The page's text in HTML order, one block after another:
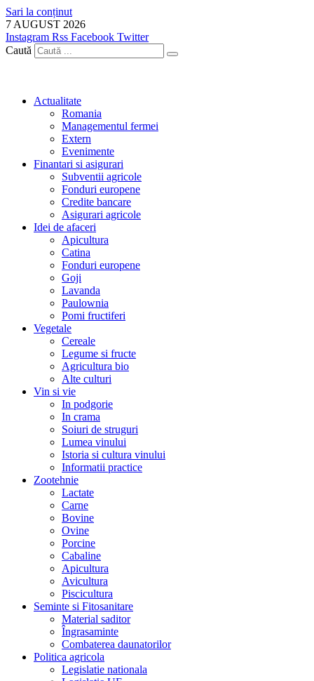
Sari la conținut
7 AUGUST 2026
Instagram Rss Facebook Twitter
Caută
Actualitate
Romania
Managementul fermei
Extern
Evenimente
Finantari si asigurari
Subventii agricole
Fonduri europene
Credite bancare
Asigurari agricole
Idei de afaceri
Apicultura
Catina
Fonduri europene
Goji
Lavanda
Paulownia
Pomi fructiferi
Vegetale
Cereale
Legume si fructe
Agricultura bio
Alte culturi
Vin si vie
In podgorie
In crama
Soiuri de struguri
Lumea vinului
Istoria si cultura vinului
Informatii practice
Zootehnie
Lactate
Carne
Bovine
Ovine
Porcine
Cabaline
Apicultura
Avicultura
Piscicultura
Seminte si Fitosanitare
Material saditor
Îngrasaminte
Combaterea daunatorilor
Politica agricola
Legislatie nationala